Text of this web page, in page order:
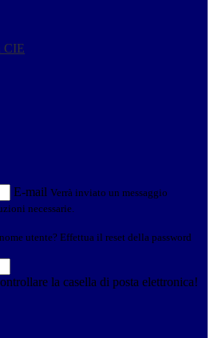
CIE
E-mail Verrà inviato un messaggio
necessarie.
utente? Effettua il reset della password
la casella di posta elettronica!